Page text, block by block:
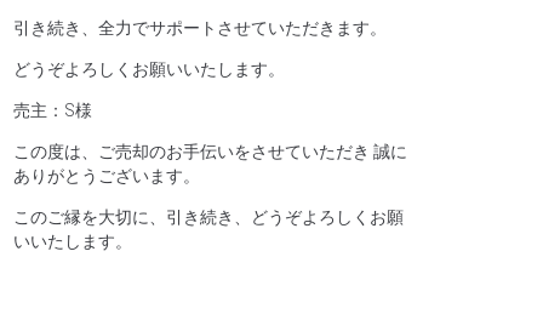
引き続き、全力でサポートさせていただきます。
どうぞよろしくお願いいたします。
売主：S様
この度は、ご売却のお手伝いをさせていただき 誠に
ありがとうございます。
このご縁を大切に、引き続き、どうぞよろしくお願
いいたします。